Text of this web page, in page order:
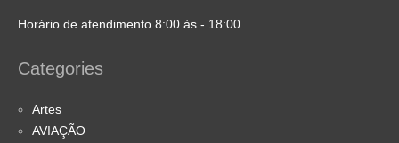
Horário de atendimento 8:00 às - 18:00
Categories
Artes
AVIAÇÃO